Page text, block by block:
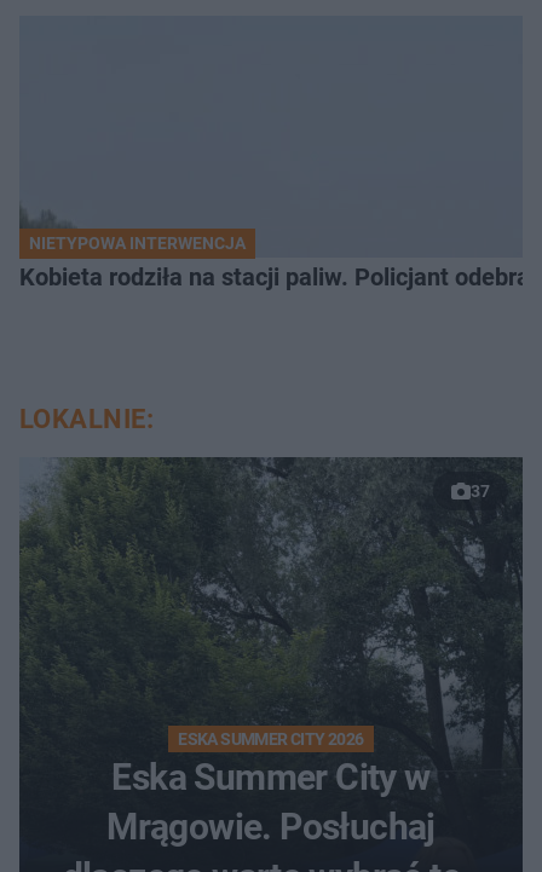
NIETYPOWA INTERWENCJA
Kobieta rodziła na stacji paliw. Policjant
LOKALNIE:
37
ESKA SUMMER CITY 2026
Eska Summer City w
Mrągowie. Posłuchaj